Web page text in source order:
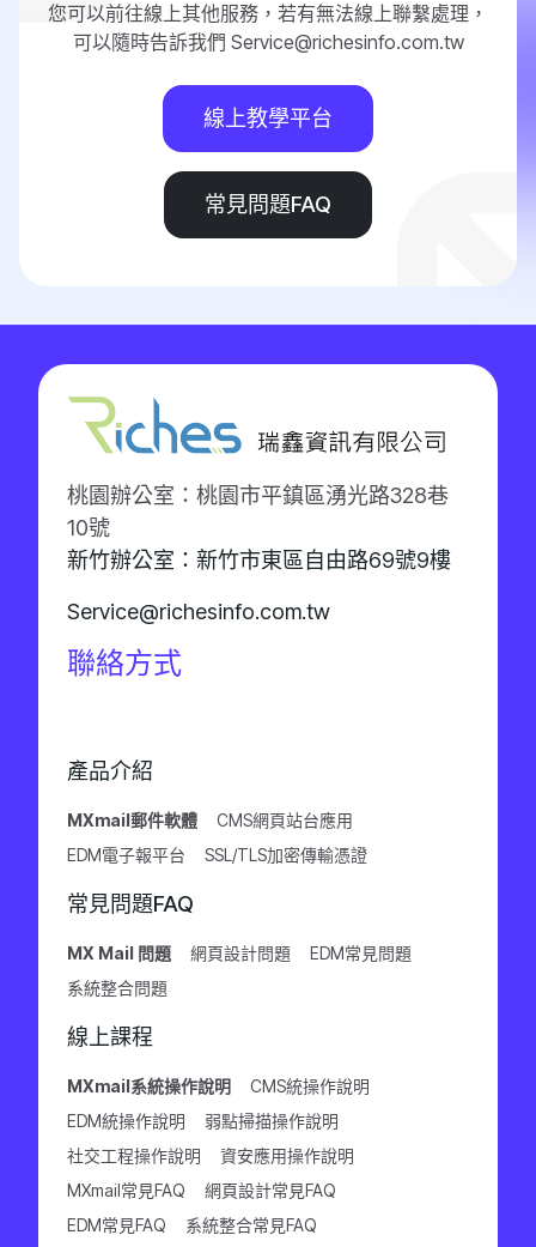
您可以前往線上其他服務，若有無法線上聯繫處理，
可以隨時告訴我們 Service@richesinfo.com.tw
線上教學平台
常見問題FAQ
桃園辦公室：桃園市平鎮區湧光路328巷
10號
新竹辦公室：新竹市東區自由路69號9樓
Service@richesinfo.com.tw
聯絡方式
產品介紹
MXmail郵件軟體
CMS網頁站台應用
EDM電子報平台
SSL/TLS加密傳輸憑證
常見問題FAQ
MX Mail 問題 網頁設計問題
EDM常見問題
系統整合問題
線上課程
MXmail系統操作說明
CMS統操作說明
EDM統操作說明
弱點掃描操作說明
社交工程操作說明
資安應用操作說明
MXmail常見FAQ
網頁設計常見FAQ
EDM常見FAQ
系統整合常見FAQ